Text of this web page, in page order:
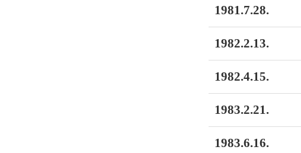
1981.7.28.
1982.2.13.
1982.4.15.
1983.2.21.
1983.6.16.